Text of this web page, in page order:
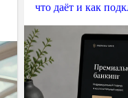
что даёт и как